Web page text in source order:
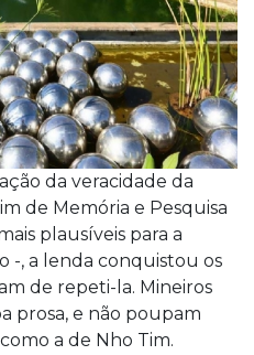
da veracidade da
de Memória e Pesquisa
plausíveis para a
-, a lenda conquistou os
de repeti-la. Mineiros
prosa, e não poupam
a de Nho Tim.